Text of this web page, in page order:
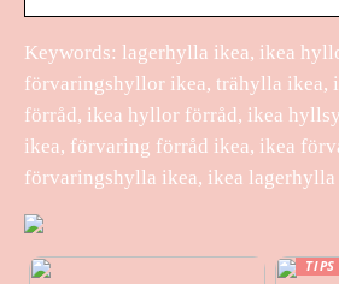
Keywords: lagerhylla ikea, ikea
förvaringshyllor ikea, trähylla ikea,
förråd, ikea hyllor förråd, ikea
ikea, förvaring förråd ikea, ikea
förvaringshylla ikea, ikea lagerhylla
TIPS